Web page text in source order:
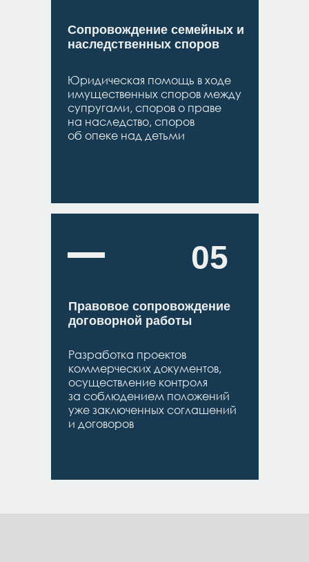
Сопровождение семейных и
наследственных споров
Юридическая помощь в ходе
имущественных споров между
супругами, споров о праве
на наследство, споров
об опеке над детьми
Правовое сопровождение
договорной работы
Разработка проектов
коммерческих документов,
осуществление контроля
за соблюдением положений
уже заключенных соглашений
и договоров
05